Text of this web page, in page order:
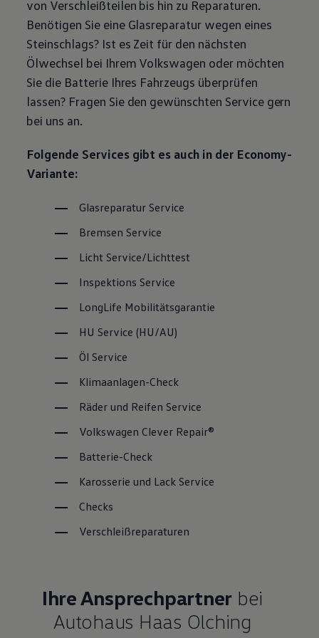
Magazin
Lifestyle
Transport
Familie
Elektromobilität
Volkswagen R
Pannen- und Unfallhilfe
Volkswagen Kundenbetreuung
von Verschleißteilen bis hin zu Reparaturen.
Benötigen Sie eine Glasreparatur wegen eines
Steinschlags? Ist es Zeit für den nächsten
Ölwechsel bei Ihrem Volkswagen oder möchten
Sie die Batterie Ihres Fahrzeugs überprüfen
lassen? Fragen Sie den gewünschten Servicegern
bei uns an.
Folgende Services gibt es auch in der Economy-
Variante:
Glasreparatur Service
Bremsen Service
Licht Service/Lichttest
Inspektions Service
LongLife Mobilitätsgarantie
HU Service (HU/AU)
Öl Service
Klimaanlagen-Check
Räder und Reifen Service
Volkswagen Clever Repair®
Batterie-Check
Karosserie und Lack Service
Checks
Verschleißreparaturen
Ihre Ansprechpartner bei
Autohaus Haas Olching